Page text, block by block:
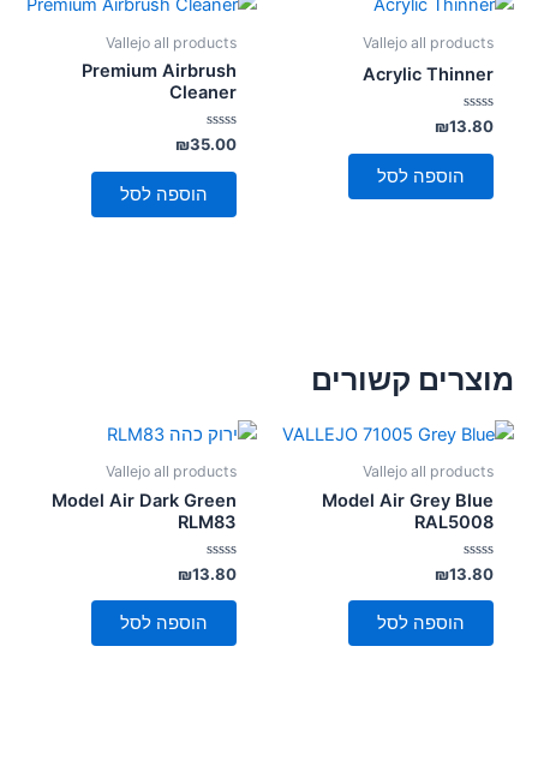
Vallejo all products
Acrylic Thinner
דורג
0
מתוך
₪13.80
הוספה לסל
Vallejo all products
Premium Airbrush
Cleaner
דורג
0
מתוך
₪35.00
הוספה לסל
מוצרים קשורים
Vallejo all products
Model Air Grey Blue
RAL5008
דורג
0
מתוך
₪13.80
הוספה לסל
Vallejo all products
Model Air Dark Green
RLM83
דורג
0
מתוך
₪13.80
הוספה לסל